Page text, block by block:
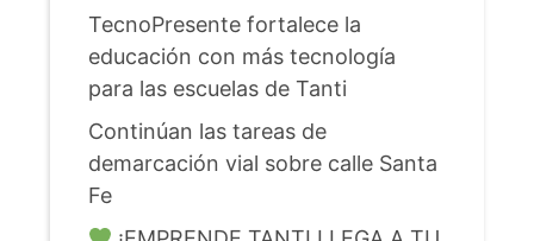
TecnoPresente fortalece la
educación con más tecnología
para las escuelas de Tanti
Continúan las tareas de
demarcación vial sobre calle Santa
Fe